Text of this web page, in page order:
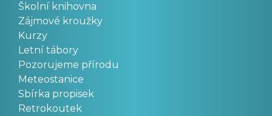
Školní knihovna
Zájmové kroužky
Kurzy
Letní tábory
Pozorujeme přírodu
Meteostanice
Sbírka propisek
Retrokoutek